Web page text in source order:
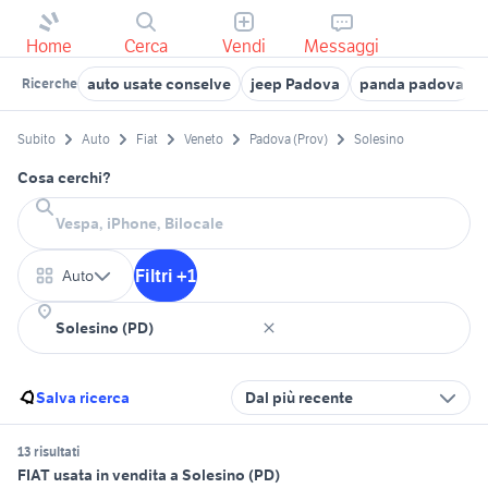
Home Cerca Vendi Messaggi
Ricerche auto usate conselve jeep Padova panda padova
Subito Auto Fiat Veneto Padova (Prov) Solesino
Cosa cerchi?
Auto Filtri +1
Salva ricerca Dal più recente
13 risultati
FIAT usata in vendita a Solesino (PD)